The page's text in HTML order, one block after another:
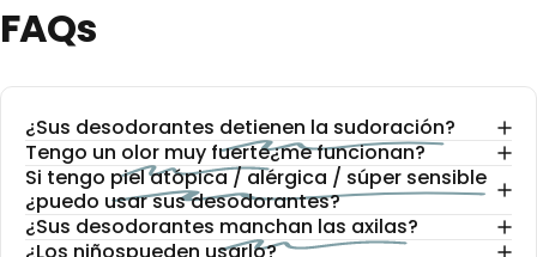
FAQs
¿Sus desodorantes detienen la sudoración?
Tengo un olor muy fuerte¿me funcionan?
Si tengo piel atópica / alérgica / súper sensible
¿puedo usar sus desodorantes?
¿Sus desodorantes manchan las axilas?
¿Los niñospueden usarlo?